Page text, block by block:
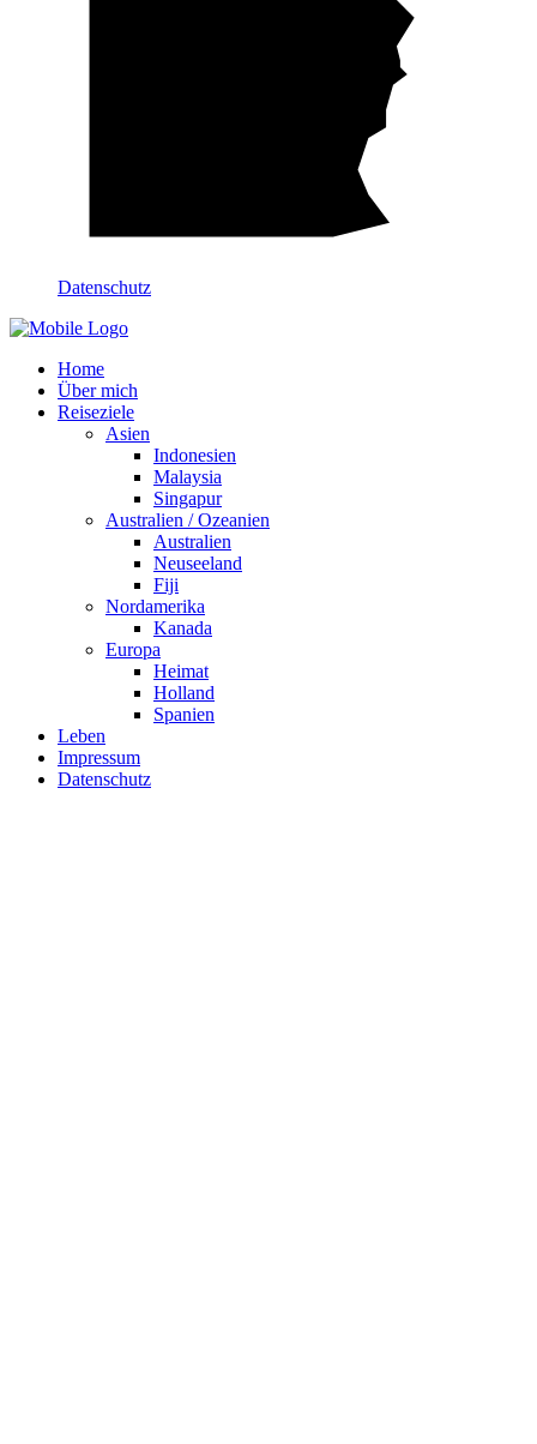
Datenschutz
Home
Über mich
Reiseziele
Asien
Indonesien
Malaysia
Singapur
Australien / Ozeanien
Australien
Neuseeland
Fiji
Nordamerika
Kanada
Europa
Heimat
Holland
Spanien
Leben
Impressum
Datenschutz